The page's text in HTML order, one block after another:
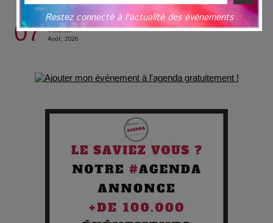
des silences
Pourquoi les Petites Entreprises Créatives Deviennent les
Les 3 meilleures destinations pour des vacances sportives
07Vendredi
Août, 2026
Restez connecté à l'actualité des événements